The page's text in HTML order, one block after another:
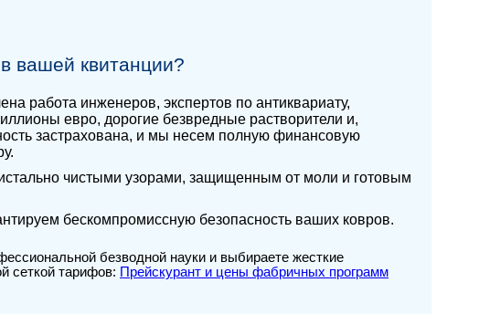
вашей квитанции?
работа инженеров, экспертов по антиквариату,
евро, дорогие безвредные растворители и,
застрахована, и мы несем полную финансовую
чистыми узорами, защищенным от моли и готовым
бескомпромиссную безопасность ваших ковров.
безводной науки и выбираете жесткие
сеткой тарифов: Прейскурант и цены фабричных программ